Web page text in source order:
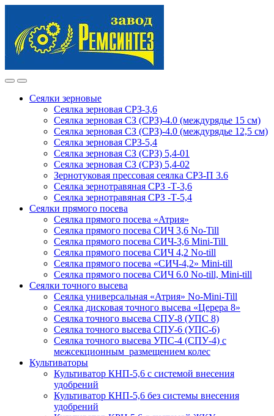
navigation
content
Сеялки зерновые
Сеялка зерновая СРЗ-3,6
Сеялка зерновая СЗ (СРЗ)-4.0 (междурядье 15 см)
Сеялка зерновая СЗ (СРЗ)-4.0 (междурядье 12,5 см)
Сеялка зерновая СРЗ-5,4
Сеялка зерновая СЗ (СРЗ) 5,4-01
Сеялка зерновая СЗ (СРЗ) 5,4-02
Зернотуковая прессовая сеялка СРЗ-П 3.6
Сеялка зернотравяная СРЗ -Т-3,6
Сеялка зернотравяная СРЗ -Т-5,4
Сеялки прямого посева
Сеялка прямого посева «Атрия»
Сеялка прямого посева СИЧ 3,6 No-Till
Сеялка прямого посева СИЧ-3,6 Mini-Till
Сеялка прямого посева СИЧ 4,2 No-till
Сеялка прямого посева «СИЧ-4,2» Mini-till
Сеялка прямого посева СИЧ 6.0 No-till, Mini-till
Сеялки точного высева
Сеялка универсальная «Атрия» No-Mini-Till
Сеялка дисковая точного высева «Церера 8»
Сеялка точного высева СПУ-8 (УПС 8)
Сеялка точного высева СПУ-6 (УПС-6)
Сеялка точного высева УПС-4 (СПУ-4) с
межсекционным размещением колес
Культиваторы
Культиватор КНП-5,6 с системой внесения
удобрений
Культиватор КНП-5,6 без системы внесения
удобрений